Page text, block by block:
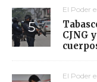
El Poder
CJNG
El Poder